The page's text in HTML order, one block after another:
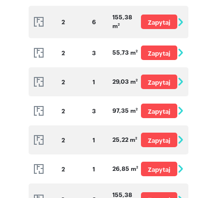
2 6
155,38
m2
Zapytaj
2 3 55,73 m2
Zapytaj
2 1 29,03 m2
Zapytaj
2 3 97,35 m2
Zapytaj
2 1 25,22 m2
Zapytaj
2 1 26,85 m2
Zapytaj
155,38